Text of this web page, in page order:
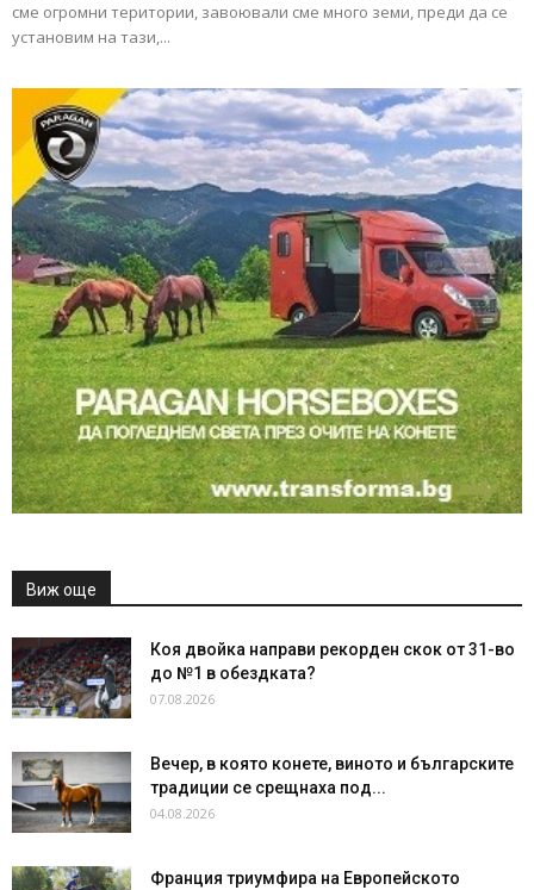
сме огромни територии, завоювали сме много земи, преди да се
установим на тази,...
Виж още
Коя двойка направи рекорден скок от 31-во
до №1 в обездката?
07.08.2026
Вечер, в която конете, виното и българските
традиции се срещнаха под...
04.08.2026
Франция триумфира на Европейското